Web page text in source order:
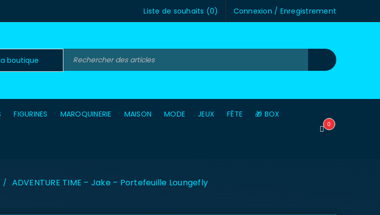
Connexion / Enregistrement
Liste de souhaits (0)
FIGURINES MAROQUINERIE MAISON MODE JEUX FÊTE 🎁 BOX
0
/ ADVENTURE TIME – Jake – Portefeuille Loungefly